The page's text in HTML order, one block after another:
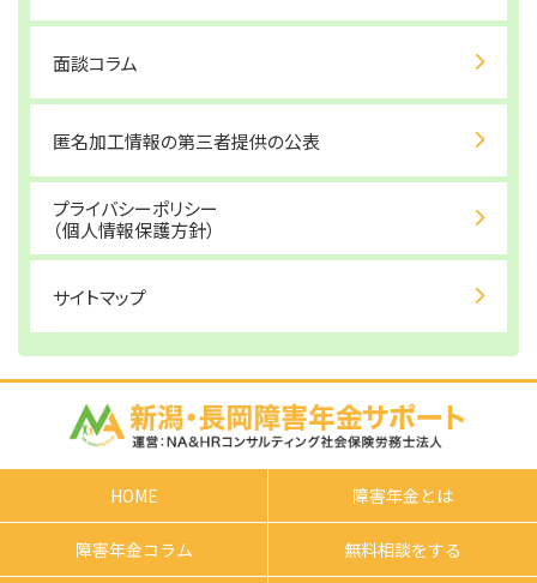
面談コラム
匿名加工情報の第三者提供の公表
プライバシーポリシー
（個人情報保護方針）
サイトマップ
HOME 障害年金とは
障害年金コラム 無料相談をする